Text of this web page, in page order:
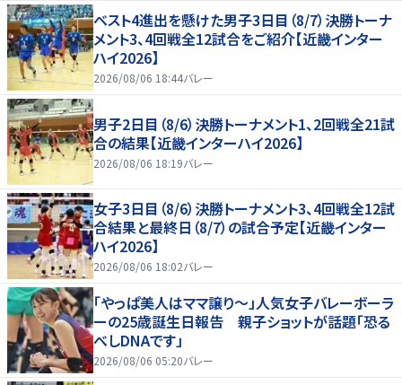
ベスト4進出を懸けた男子3日目（8/7）決勝トーナ
メント3、4回戦全12試合をご紹介【近畿インター
ハイ2026】
2026/08/06 18:44バレー
男子2日目（8/6）決勝トーナメント1、2回戦全21試
合の結果【近畿インターハイ2026】
2026/08/06 18:19バレー
女子3日目（8/6）決勝トーナメント3、4回戦全12試
合結果と最終日（8/7）の試合予定【近畿インター
ハイ2026】
2026/08/06 18:02バレー
「やっぱ美人はママ譲り～」人気女子バレーボーラ
ーの25歳誕生日報告 親子ショットが話題「恐る
べしDNAです」
2026/08/06 05:20バレー